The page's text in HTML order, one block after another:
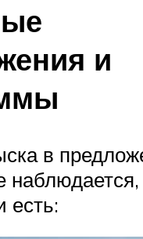
и
в
наблюдается,
есть: